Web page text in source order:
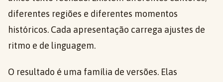
diferentes regiões e diferentes momentos
históricos. Cada apresentação carrega ajustes de
ritmo e de linguagem.
O resultado é uma família de versões. Elas